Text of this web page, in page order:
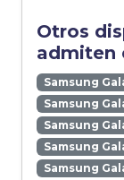
Otros
admiten
Samsung
Samsung
Samsung
Samsung
Samsung